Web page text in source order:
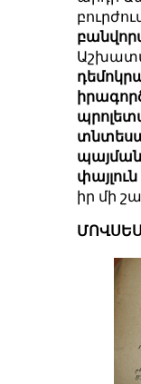
փայլուն
իր մի
ՄՈՎՍԵՍ